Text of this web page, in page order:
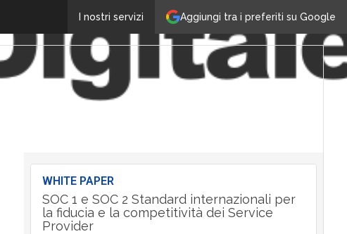
Aggiungi tra i preferiti su Google
I nostri servizi
WHITE PAPER
SOC 1 e SOC 2 Standard internazionali per
la fiducia e la competitività dei Service
Provider